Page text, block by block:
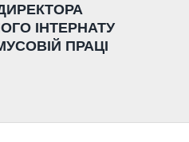
ІНТЕРНАТУ
ПРАЦІ